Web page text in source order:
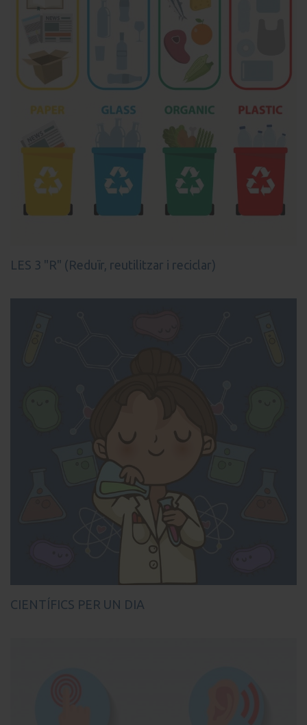
LES 3 "R" (Reduïr, reutilitzar i reciclar)
CIENTÍFICS PER UN DIA